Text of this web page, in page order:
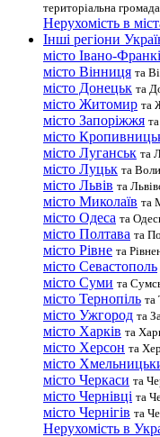
територіальна громада
Нерухомість в
Інші регіони
місто Івано-
місто Вінниця та
місто Донецьк та
місто Житомир та
місто Запоріжжя
місто
місто Луганськ та
місто Луцьк та
місто Львів та
місто Миколаїв та
місто Одеса та
місто Полтава та
місто Рівне та
місто Севастополь
місто Суми та
місто Тернопіль та
місто Ужгород та
місто Харків та
місто Херсон та
місто
місто Черкаси та
місто Чернівці та
місто Чернігів та
Нерухомість в